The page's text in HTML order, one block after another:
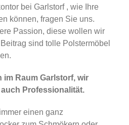
bei Garlstorf , wie Ihre
können, fragen Sie uns.
Passion, diese wollen wir
sind tolle Polstermöbel
Raum Garlstorf, wir
Professionalität.
einen ganz